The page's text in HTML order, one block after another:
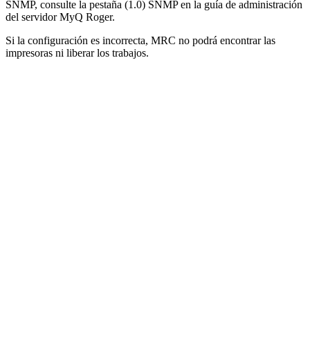
SNMP, consulte la pestaña (1.0) SNMP en la guía de administración
del servidor MyQ Roger.
Si la configuración es incorrecta, MRC no podrá encontrar las
impresoras ni liberar los trabajos.